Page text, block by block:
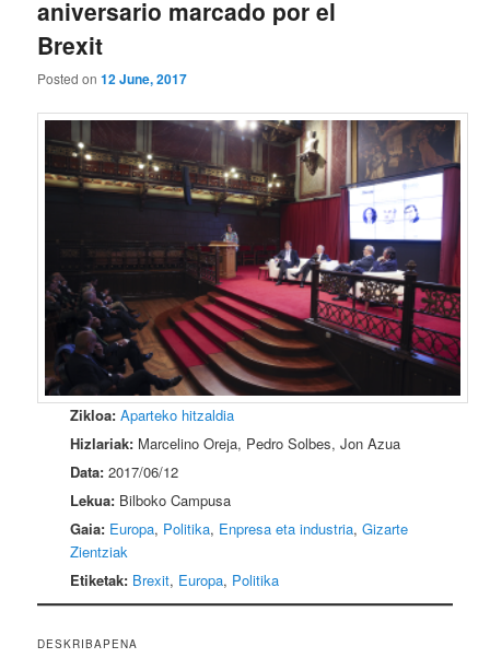
aniversario marcado por el
Brexit
Posted on12 June, 2017
Zikloa: Aparteko hitzaldia
Hizlariak: Marcelino Oreja, Pedro Solbes, Jon Azua
Data: 2017/06/12
Lekua: Bilboko Campusa
Gaia: Europa, Politika, Enpresa eta industria,Gizarte
Zientziak
Etiketak: Brexit, Europa, Politika
DESKRIBAPENA